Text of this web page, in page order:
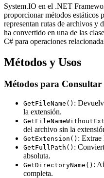
System.IO en el .NET
proporcionar métodos estáticos
representan rutas de archivos y
ha convertido en una de las
C# para operaciones
Métodos y Usos
Métodos para
GetFileName() :
la extensión.
del archivo sin la
GetExtension() : Extrae
GetFullPath() :
absoluta.
GetDirectoryName() :
completa.